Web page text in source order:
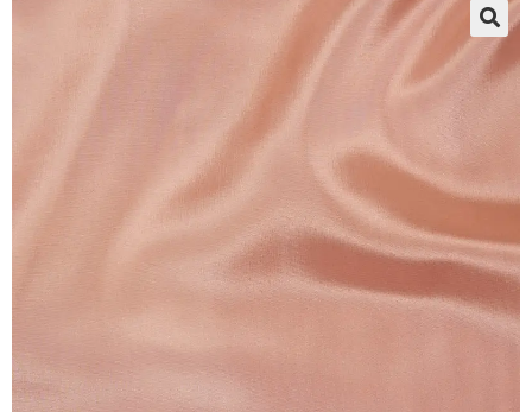
🔍